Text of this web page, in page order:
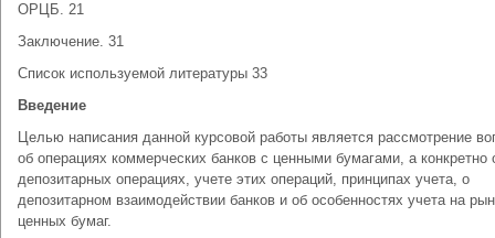
ОРЦБ. 21
Заключение. 31
Список используемой литературы 33
Введение
Целью написания данной курсовой работы является рассмотрение
об операциях коммерческих банков с ценными бумагами, а конкретно
депозитарных операциях, учете этих операций, принципах учета, о
депозитарном взаимодействии банков и об особенностях учета на
ценных бумаг.